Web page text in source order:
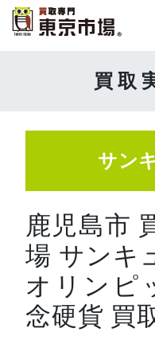
買取
サン
鹿児島市
場 サンキ
オリンピ
念硬貨 買